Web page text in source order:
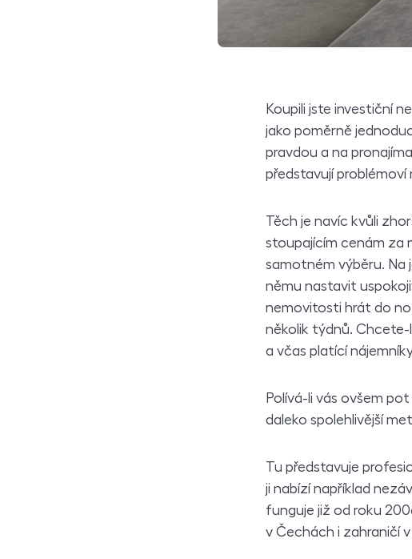
Koupili jste investiční
jako poměrně
pravdou a na
představují problémoví
Těch je navíc kvůli
stoupajícím cenám za
samotném výběru. Na
němu nastavit
nemovitosti hrát do
několik týdnů.
a včas platící
Polívá-li vás ovšem
daleko spolehlivější
Tu představuje
ji nabízí například
funguje již od roku
v Čechách i zahraničí